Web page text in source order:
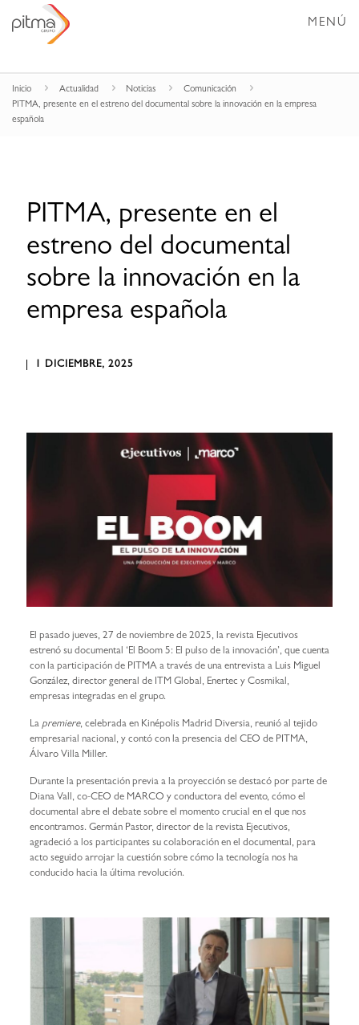
MENÚ
Inicio Actualidad Noticias
Comunicación
PITMA, presente en el estreno del documental sobre la innovación en la empresa
española
PITMA, presente en el
estreno del documental
sobre la innovación en la
empresa española
1 DICIEMBRE, 2025
El pasado jueves, 27 de noviembre de 2025, la revista Ejecutivos
estrenó su documental ‘El Boom 5: El pulso de la innovación’, que cuenta
con la participación de PITMA a través de una entrevista a Luis Miguel
González, director general de ITM Global, Enertec y Cosmikal,
empresas integradas en el grupo.
La premiere, celebrada en Kinépolis Madrid Diversia, reunió al tejido
empresarial nacional, y contó con la presencia del CEO de PITMA,
Álvaro Villa Miller.
Durante la presentación previa a la proyección se destacó por parte de
Diana Vall, co-CEO de MARCO y conductora del evento, cómo el
documental abre el debate sobre el momento crucial en el que nos
encontramos. Germán Pastor, director de la revista Ejecutivos,
agradeció a los participantes su colaboración en el documental, para
acto seguido arrojar la cuestión sobre cómo la tecnología nos ha
conducido hacia la última revolución.